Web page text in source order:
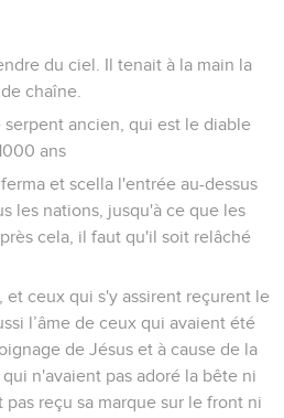
du ciel. Il tenait à la main la
chaîne.
serpent ancien, qui est le diable
ans
et scella l'entrée au-dessus
les nations, jusqu'à ce que les
cela, il faut qu'il soit relâché
et ceux qui s'y assirent reçurent le
l’âme de ceux qui avaient été
de Jésus et à cause de la
n'avaient pas adoré la bête ni
reçu sa marque sur le front ni